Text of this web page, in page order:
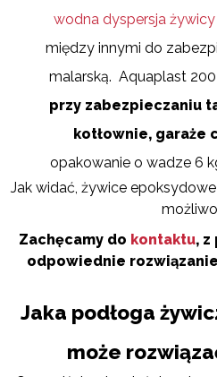
wodna dyspersja
między innymi do
malarską. Aquaplast 200
przy zabezpieczaniu
kotłownie, garaże
opakowanie o wadze 6
Jak widać, żywice
Zachęcamy do kontaktu, z
odpowiednie
Jaka podłoga
może